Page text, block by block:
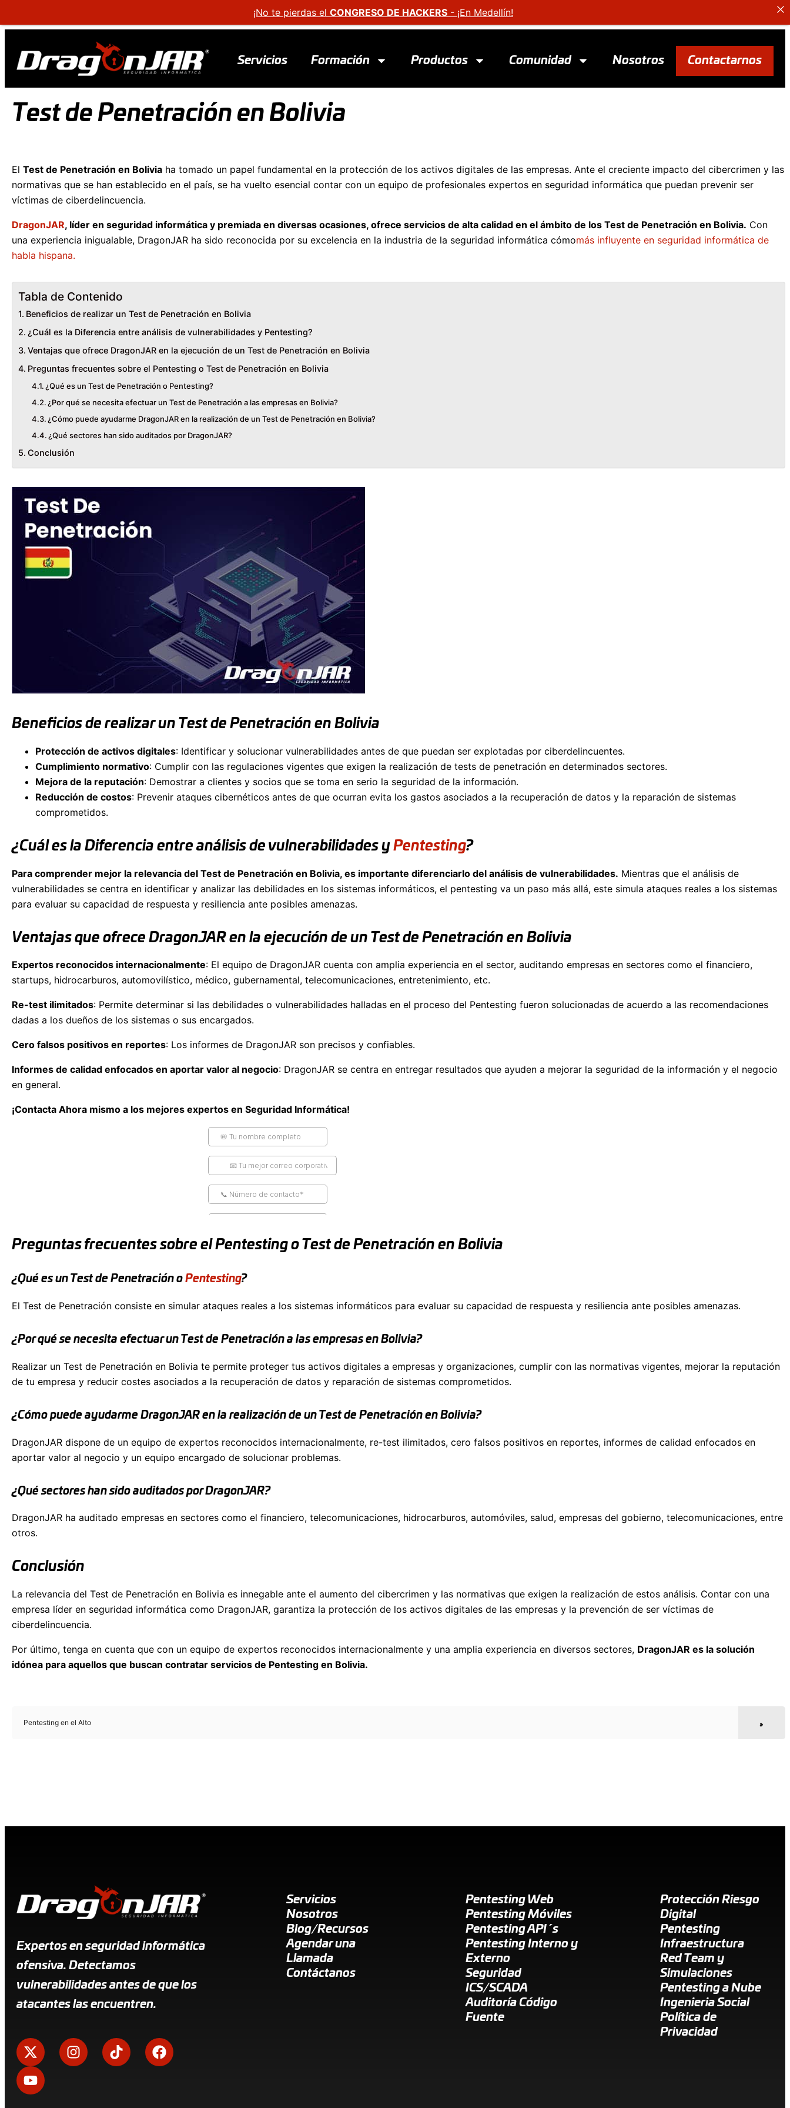
Servicios Formación Productos Comunidad Nosotros Contactarnos
Test de Penetración en Bolivia
El Test de Penetración en Bolivia ha tomado un papel fundamental en la protección de los activos digitales de las empresas. Ante el creciente impacto del cibercrimen y las
normativas que se han establecido en el país, se ha vuelto esencial contar con un equipo de profesionales expertos en seguridad informática que puedan prevenir ser
víctimas de ciberdelincuencia.
DragonJAR, líder en seguridad informática y premiada en diversas ocasiones, ofrece servicios de alta calidad en el ámbito de los Test de Penetración en Bolivia. Con
una experiencia inigualable, DragonJAR ha sido reconocida por su excelencia en la industria de la seguridad informática cómomás influyente en seguridad informática de
habla hispana.
Tabla de Contenido
Beneficios de realizar un Test de Penetración en Bolivia
¿Cuál es la Diferencia entre análisis de vulnerabilidades y Pentesting?
Ventajas que ofrece DragonJAR en la ejecución de un Test de Penetración en Bolivia
Preguntas frecuentes sobre el Pentesting o Test de Penetración en Bolivia
¿Qué es un Test de Penetración o Pentesting?
¿Por qué se necesita efectuar un Test de Penetración a las empresas en Bolivia?
¿Cómo puede ayudarme DragonJAR en la realización de un Test de Penetración en Bolivia?
¿Qué sectores han sido auditados por DragonJAR?
Conclusión
Beneficios de realizar un Test de Penetración en Bolivia
Protección de activos digitales: Identificar y solucionar vulnerabilidades antes de que puedan ser explotadas por ciberdelincuentes.
Cumplimiento normativo: Cumplir con las regulaciones vigentes que exigen la realización de tests de penetración en determinados sectores.
Mejora de la reputación: Demostrar a clientes y socios que se toma en serio la seguridad de la información.
Reducción de costos: Prevenir ataques cibernéticos antes de que ocurran evita los gastos asociados a la recuperación de datos y la reparación de sistemas
comprometidos.
¿Cuál es la Diferencia entre análisis de vulnerabilidades y Pentesting?
Para comprender mejor la relevancia del Test de Penetración en Bolivia, es importante diferenciarlo del análisis de vulnerabilidades. Mientras que el análisis de
vulnerabilidades se centra en identificar y analizar las debilidades en los sistemas informáticos, el pentesting va un paso más allá, este simula ataques reales a los sistemas
para evaluar su capacidad de respuesta y resiliencia ante posibles amenazas.
Ventajas que ofrece DragonJAR en la ejecución de un Test de Penetración en Bolivia
Expertos reconocidos internacionalmente: El equipo de DragonJAR cuenta con amplia experiencia en el sector, auditando empresas en sectores como el financiero,
startups, hidrocarburos, automovilístico, médico, gubernamental, telecomunicaciones, entretenimiento, etc.
Re-test ilimitados: Permite determinar si las debilidades o vulnerabilidades halladas en el proceso del Pentesting fueron solucionadas de acuerdo a las recomendaciones
dadas a los dueños de los sistemas o sus encargados.
Cero falsos positivos en reportes: Los informes de DragonJAR son precisos y confiables.
Informes de calidad enfocados en aportar valor al negocio: DragonJAR se centra en entregar resultados que ayuden a mejorar la seguridad de la información y el negocio
en general.
¡Contacta Ahora mismo a los mejores expertos en Seguridad Informática!
Preguntas frecuentes sobre el Pentesting o Test de Penetración en Bolivia
¿Qué es un Test de Penetración o Pentesting?
El Test de Penetración consiste en simular ataques reales a los sistemas informáticos para evaluar su capacidad de respuesta y resiliencia ante posibles amenazas.
¿Por qué se necesita efectuar un Test de Penetración a las empresas en Bolivia?
Realizar un Test de Penetración en Bolivia te permite proteger tus activos digitales a empresas y organizaciones, cumplir con las normativas vigentes, mejorar la reputación
de tu empresa y reducir costes asociados a la recuperación de datos y reparación de sistemas comprometidos.
¿Cómo puede ayudarme DragonJAR en la realización de un Test de Penetración en Bolivia?
DragonJAR dispone de un equipo de expertos reconocidos internacionalmente, re-test ilimitados, cero falsos positivos en reportes, informes de calidad enfocados en
aportar valor al negocio y un equipo encargado de solucionar problemas.
¿Qué sectores han sido auditados por DragonJAR?
DragonJAR ha auditado empresas en sectores como el financiero, telecomunicaciones, hidrocarburos, automóviles, salud, empresas del gobierno, telecomunicaciones, entre
otros.
Conclusión
La relevancia del Test de Penetración en Bolivia es innegable ante el aumento del cibercrimen y las normativas que exigen la realización de estos análisis. Contar con una
empresa líder en seguridad informática como DragonJAR, garantiza la protección de los activos digitales de las empresas y la prevención de ser víctimas de
ciberdelincuencia.
Por último, tenga en cuenta que con un equipo de expertos reconocidos internacionalmente y una amplia experiencia en diversos sectores, DragonJAR es la solución
idónea para aquellos que buscan contratar servicios de Pentesting en Bolivia.
Pentesting en el Alto
Expertos en seguridad informática
ofensiva. Detectamos
vulnerabilidades antes de que los
atacantes las encuentren.
Servicios
Nosotros
Blog/Recursos
Agendar una
Llamada
Contáctanos
Pentesting Web
Pentesting Móviles
Pentesting API´s
Pentesting Interno y
Externo
Seguridad
ICS/SCADA
Auditoría Código
Fuente
Protección Riesgo
Digital
Pentesting
Infraestructura
Red Team y
Simulaciones
Pentesting a Nube
Ingenieria Social
Política de
Privacidad
¡No te pierdas el CONGRESO DE HACKERS - ¡En Medellín!